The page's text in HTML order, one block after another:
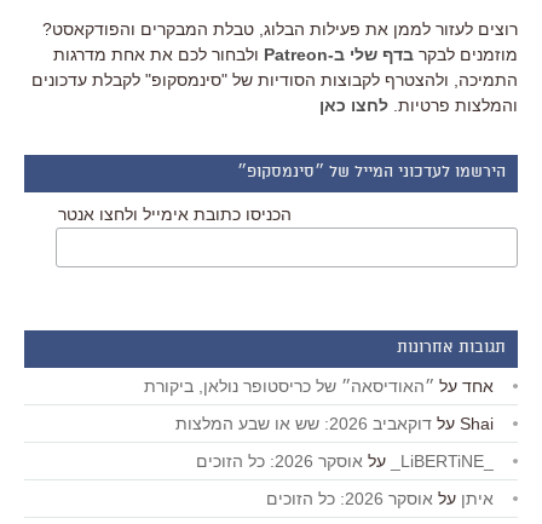
רוצים לעזור לממן את פעילות הבלוג, טבלת המבקרים והפודקאסט?
מוזמנים לבקר בדף שלי ב-Patreon
ולבחור לכם את אחת מדרגות
התמיכה, ולהצטרף לקבוצות הסודיות של "סינמסקופ" לקבלת עדכונים
והמלצות פרטיות. לחצו כאן
הירשמו לעדכוני המייל של ״סינמסקופ״
הכניסו כתובת אימייל ולחצו אנטר
תגובות אחרונות
אחד על ״האודיסאה״ של כריסטופר נולאן, ביקורת
Shai על דוקאביב 2026: שש או שבע המלצות
על אוסקר 2026: כל הזוכים
איתן על אוסקר 2026: כל הזוכים